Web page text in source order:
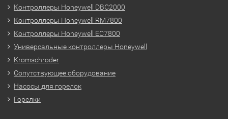
Контроллеры Honeywell DBC2000
Контроллеры Honeywell RM7800
Контроллеры Honeywell EC7800
Универсальные контроллеры Honeywell
Kromschroder
Сопутствующее оборудование
Насосы для горелок
Горелки